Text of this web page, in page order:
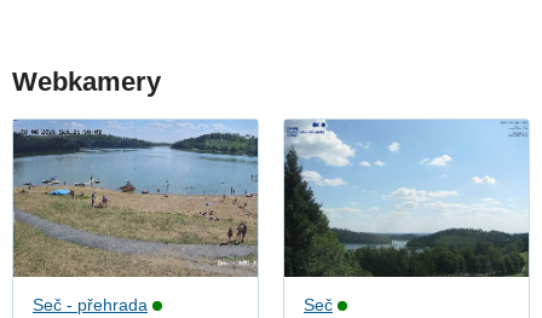
Webkamery
Seč - přehrada
Seč